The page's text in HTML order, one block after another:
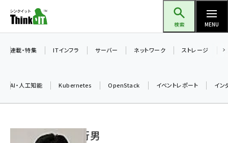
ン
ツ
検索 MENU
加藤銘のチーム貢献～仲間と築いた勝利の絆～ (2325)
連載・特集 ITインフラ サーバー ネットワーク ストレージ
AI・人工知能 Kubernetes OpenStack イベントレポート イン
吉田 行男